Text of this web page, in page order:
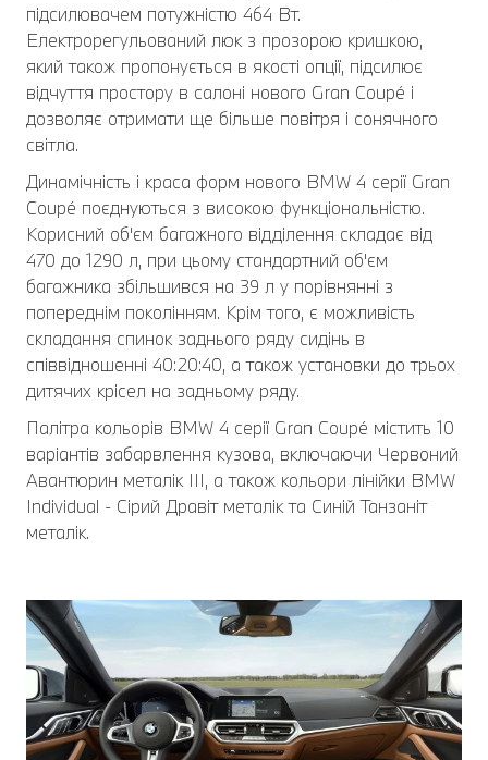
підсилювачем потужністю 464 Вт.
Електрорегульований люк з прозорою кришкою,
який також пропонується в якості опції, підсилює
відчуття простору в салоні нового Gran Coupé і
дозволяє отримати ще більше повітря і сонячного
світла.
Динамічність і краса форм нового BMW 4 серії Gran
Coupé поєднуються з високою функціональністю.
Корисний об'єм багажного відділення складає від
470 до 1290 л, при цьому стандартний об'єм
багажника збільшився на 39 л у порівнянні з
попереднім поколінням. Крім того, є можливість
складання спинок заднього ряду сидінь в
співвідношенні 40:20:40, а також установки до трьох
дитячих крісел на задньому ряду.
Палітра кольорів BMW 4 серії Gran Coupé містить 10
варіантів забарвлення кузова, включаючи Червоний
Авантюрин металік III, а також кольори лінійки BMW
Individual - Сірий Дравіт металік та Синій Танзаніт
металік.